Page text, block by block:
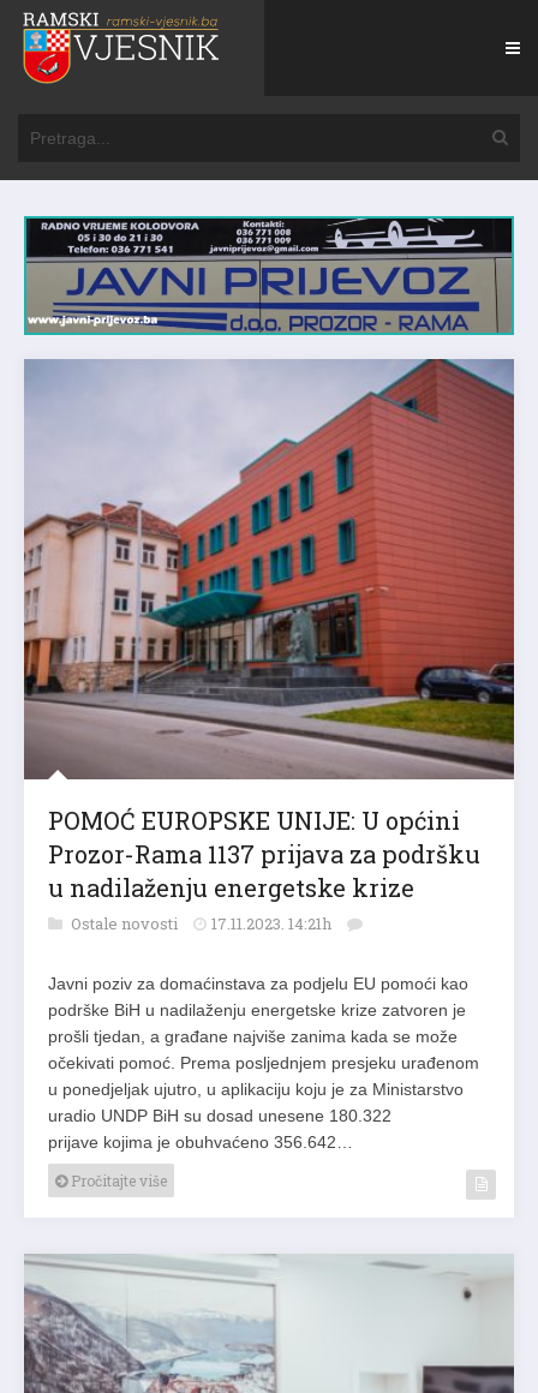
POMOĆ EUROPSKE UNIJE: U općini
Prozor-Rama 1137 prijava za podršku
u nadilaženju energetske krize
Ostale novosti 17.11.2023. 14:21h
Javni poziv za domaćinstava za podjelu EU pomoći kao
podrške BiH u nadilaženju energetske krize zatvoren je
prošli tjedan, a građane najviše zanima kada se može
očekivati pomoć. Prema posljednjem presjeku urađenom
u ponedjeljak ujutro, u aplikaciju koju je za Ministarstvo
uradio UNDP BiH su dosad unesene 180.322
prijave kojima je obuhvaćeno 356.642…
Pročitajte više